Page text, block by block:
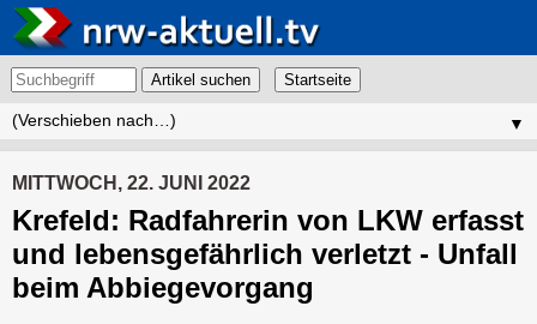
Artikel suchen
▼
MITTWOCH, 22. JUNI 2022
Krefeld: Radfahrerin von LKW erfasst
und lebensgefährlich verletzt - Unfall
beim Abbiegevorgang